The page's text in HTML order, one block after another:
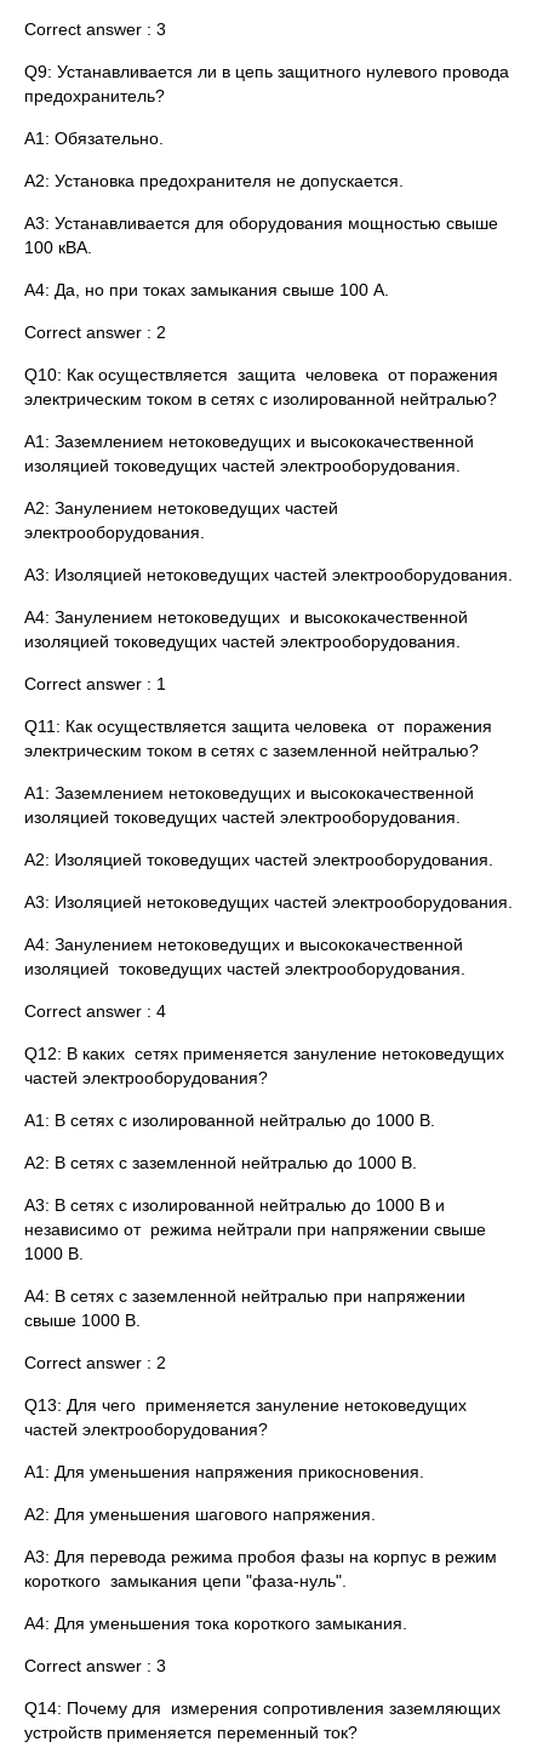
Correct answer : 3
Q9: Устанавливается ли в цепь защитного нулевого провода
предохранитель?
A1: Обязательно.
A2: Установка предохранителя не допускается.
A3: Устанавливается для оборудования мощностью свыше
100 кВА.
A4: Да, но при токах замыкания свыше 100 А.
Correct answer : 2
Q10: Как осуществляется защита человека от поражения
электрическим током в сетях с изолированной нейтралью?
A1: Заземлением нетоковедущих и высококачественной
изоляцией токоведущих частей электрооборудования.
A2: Занулением нетоковедущих частей
электрооборудования.
A3: Изоляцией нетоковедущих частей электрооборудования.
A4: Занулением нетоковедущих и высококачественной
изоляцией токоведущих частей электрооборудования.
Correct answer : 1
Q11: Как осуществляется защита человека от поражения
электрическим током в сетях с заземленной нейтралью?
A1: Заземлением нетоковедущих и высококачественной
изоляцией токоведущих частей электрооборудования.
A2: Изоляцией токоведущих частей электрооборудования.
A3: Изоляцией нетоковедущих частей электрооборудования.
A4: Занулением нетоковедущих и высококачественной
изоляцией токоведущих частей электрооборудования.
Correct answer : 4
Q12: В каких сетях применяется зануление нетоковедущих
частей электрооборудования?
A1: В сетях с изолированной нейтралью до 1000 В.
A2: В сетях с заземленной нейтралью до 1000 В.
A3: В сетях с изолированной нейтралью до 1000 В и
независимо от режима нейтрали при напряжении свыше
1000 В.
A4: В сетях с заземленной нейтралью при напряжении
свыше 1000 В.
Correct answer : 2
Q13: Для чего применяется зануление нетоковедущих
частей электрооборудования?
A1: Для уменьшения напряжения прикосновения.
A2: Для уменьшения шагового напряжения.
A3: Для перевода режима пробоя фазы на корпус в режим
короткого замыкания цепи "фаза-нуль".
A4: Для уменьшения тока короткого замыкания.
Correct answer : 3
Q14: Почему для измерения сопротивления заземляющих
устройств применяется переменный ток?